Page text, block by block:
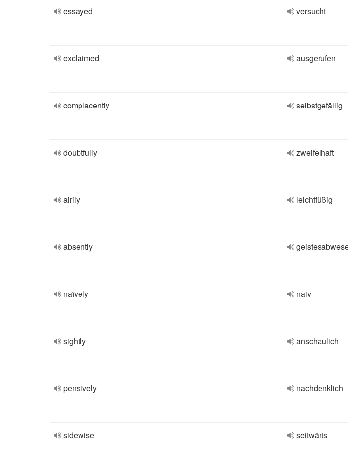
essayed versucht
exclaimed ausgerufen
complacently selbstgefällig
doubtfully zweifelhaft
airily leichtfüßig
absently
naïvely naiv
sightly anschaulich
pensively nachdenklich
sidewise seitwärts